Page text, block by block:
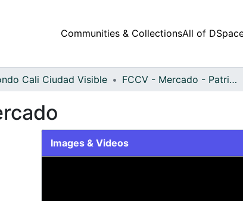
Communities & CollectionsAll of
Cali Ciudad Visible FCCV - Mercado - Patrimonial
Images & Videos